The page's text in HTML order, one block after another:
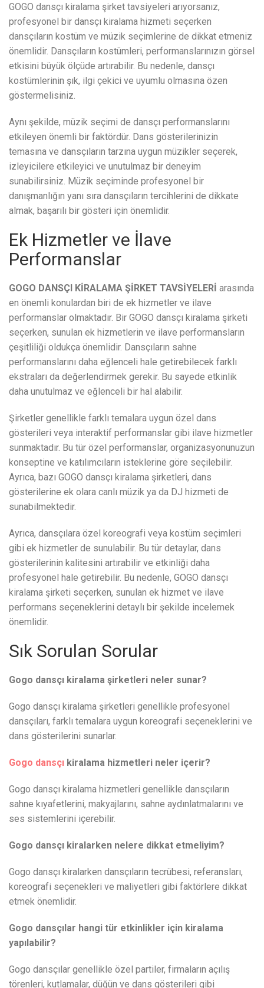
GOGO dansçı kiralama şirket tavsiyeleri arıyorsanız,
profesyonel bir dansçı kiralama hizmeti seçerken
dansçıların kostüm ve müzik seçimlerine de dikkat etmeniz
önemlidir. Dansçıların kostümleri, performanslarınızın görsel
etkisini büyük ölçüde artırabilir. Bu nedenle, dansçı
kostümlerinin şık, ilgi çekici ve uyumlu olmasına özen
göstermelisiniz.
Aynı şekilde, müzik seçimi de dansçı performanslarını
etkileyen önemli bir faktördür. Dans gösterilerinizin
temasına ve dansçıların tarzına uygun müzikler seçerek,
izleyicilere etkileyici ve unutulmaz bir deneyim
sunabilirsiniz. Müzik seçiminde profesyonel bir
danışmanlığın yanı sıra dansçıların tercihlerini de dikkate
almak, başarılı bir gösteri için önemlidir.
Ek Hizmetler ve İlave
Performanslar
GOGO DANSÇI KİRALAMA ŞİRKET TAVSİYELERİ arasında
en önemli konulardan biri de ek hizmetler ve ilave
performanslar olmaktadır. Bir GOGO dansçı kiralama şirketi
seçerken, sunulan ek hizmetlerin ve ilave performansların
çeşitliliği oldukça önemlidir. Dansçıların sahne
performanslarını daha eğlenceli hale getirebilecek farklı
ekstraları da değerlendirmek gerekir. Bu sayede etkinlik
daha unutulmaz ve eğlenceli bir hal alabilir.
Şirketler genellikle farklı temalara uygun özel dans
gösterileri veya interaktif performanslar gibi ilave hizmetler
sunmaktadır. Bu tür özel performanslar, organizasyonunuzun
konseptine ve katılımcıların isteklerine göre seçilebilir.
Ayrıca, bazı GOGO dansçı kiralama şirketleri, dans
gösterilerine ek olara canlı müzik ya da DJ hizmeti de
sunabilmektedir.
Ayrıca, dansçılara özel koreografi veya kostüm seçimleri
gibi ek hizmetler de sunulabilir. Bu tür detaylar, dans
gösterilerinin kalitesini artırabilir ve etkinliği daha
profesyonel hale getirebilir. Bu nedenle, GOGO dansçı
kiralama şirketi seçerken, sunulan ek hizmet ve ilave
performans seçeneklerini detaylı bir şekilde incelemek
önemlidir.
Sık Sorulan Sorular
Gogo dansçı kiralama şirketleri neler sunar?
Gogo dansçı kiralama şirketleri genellikle profesyonel
dansçıları, farklı temalara uygun koreografi seçeneklerini ve
dans gösterilerini sunarlar.
Gogo dansçı kiralama hizmetleri neler içerir?
Gogo dansçı kiralama hizmetleri genellikle dansçıların
sahne kıyafetlerini, makyajlarını, sahne aydınlatmalarını ve
ses sistemlerini içerebilir.
Gogo dansçı kiralarken nelere dikkat etmeliyim?
Gogo dansçı kiralarken dansçıların tecrübesi, referansları,
koreografi seçenekleri ve maliyetleri gibi faktörlere dikkat
etmek önemlidir.
Gogo dansçılar hangi tür etkinlikler için kiralama
yapılabilir?
Gogo dansçılar genellikle özel partiler, firmaların açılış
törenleri, kutlamalar, düğün ve dans gösterileri gibi